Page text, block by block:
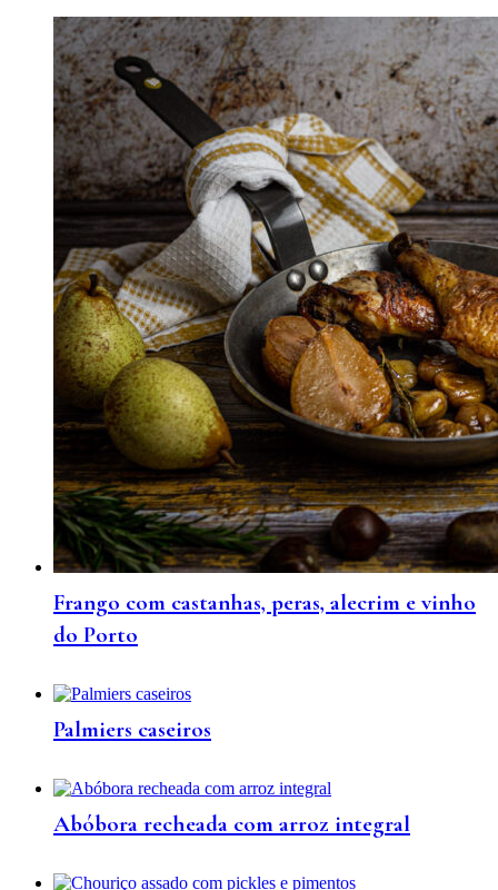
Frango com castanhas, peras, alecrim e vinho
do Porto
Palmiers caseiros
Abóbora recheada com arroz integral